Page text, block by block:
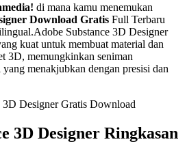
di mana kamu menemukan
Download Gratis Full Terbaru
Substance 3D Designer
kuat untuk membuat material dan
3D, memungkinkan seniman
menakjubkan dengan presisi dan
3D Designer Ringkasan